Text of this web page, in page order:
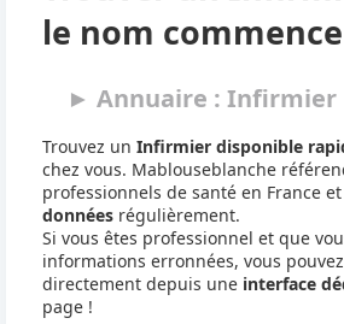
le nom
► Annuaire : Infirmier
Trouvez un Infirmier disponible
chez vous. Mablouseblanche
professionnels de santé en France et
données régulièrement.
Si vous êtes professionnel et que
informations erronnées, vous
directement depuis une interface
page !